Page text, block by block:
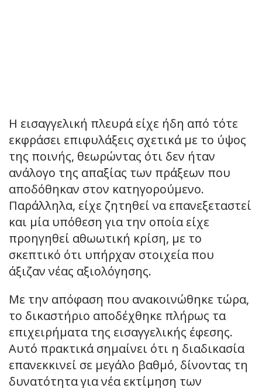
Η εισαγγελική πλευρά είχε ήδη από τότε
εκφράσει επιφυλάξεις σχετικά με το ύψος
της ποινής, θεωρώντας ότι δεν ήταν
ανάλογο της απαξίας των πράξεων που
αποδόθηκαν στον κατηγορούμενο.
Παράλληλα, είχε ζητηθεί να επανεξεταστεί
και μία υπόθεση για την οποία είχε
προηγηθεί αθωωτική κρίση, με το
σκεπτικό ότι υπήρχαν στοιχεία που
άξιζαν νέας αξιολόγησης.
Με την απόφαση που ανακοινώθηκε τώρα,
το δικαστήριο αποδέχθηκε πλήρως τα
επιχειρήματα της εισαγγελικής έφεσης.
Αυτό πρακτικά σημαίνει ότι η διαδικασία
επανεκκινεί σε μεγάλο βαθμό, δίνοντας τη
δυνατότητα για νέα εκτίμηση των